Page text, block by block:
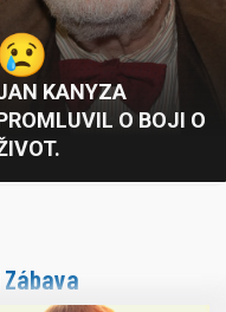
Zábava